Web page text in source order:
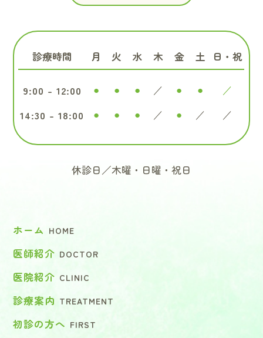
診療時間 月 火 水 木 金 土 日・祝
9:00 - 12:00 ● ● ● ／ ● ● ／
14:30 - 18:00 ● ● ● ／ ● ／ ／
休診日／木曜・日曜・祝日
ホーム HOME
医師紹介 DOCTOR
医院紹介 CLINIC
診療案内 TREATMENT
初診の方へ FIRST